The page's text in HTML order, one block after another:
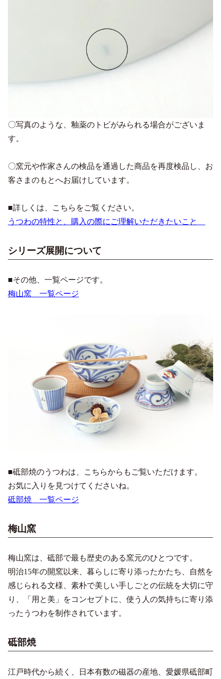
〇写真のような、釉薬のトビがみられる場合がございま
す。
〇窯元や作家さんの検品を通過した商品を再度検品し、お
客さまのもとへお届けしています。
■詳しくは、こちらをご覧ください。
うつわの特性と、購入の際にご理解いただきたいこと
シリーズ展開について
■その他、一覧ページです。
梅山窯 一覧ページ
■砥部焼のうつわは、こちらからもご覧いただけます。
お気に入りを見つけてくださいね。
砥部焼 一覧ページ
梅山窯
梅山窯は、砥部で最も歴史のある窯元のひとつです。
明治15年の開窯以来、暮らしに寄り添ったかたち、自然を
感じられる文様、素朴で美しい手しごとの伝統を大切に守
り、「用と美」をコンセプトに、使う人の気持ちに寄り添
ったうつわを制作されています。
砥部焼
江戸時代から続く、日本有数の磁器の産地、愛媛県砥部町